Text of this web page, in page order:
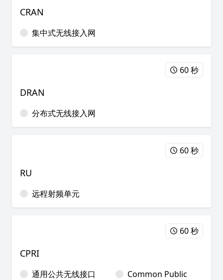
CRAN
集中式无线接入网
60 秒
DRAN
分布式无线接入网
60 秒
RU
远程射频单元
60 秒
CPRI
通用公共无线接口
Common Public